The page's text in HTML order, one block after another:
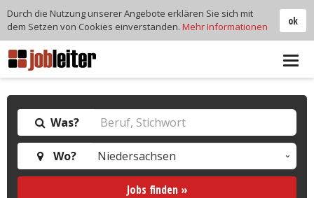
Was?
Wo?
Jobs finden »
ok
Durch die Nutzung unserer Angebote erklären Sie sich mit
dem Setzen von Cookies einverstanden. Mehr Informationen